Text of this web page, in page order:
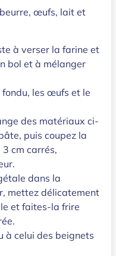
œufs, lait et
à verser la farine et
bol et à mélanger
les œufs et le
des matériaux ci-
puis coupez la
cm carrés,
dans la
mettez délicatement
et faites-la frire
à celui des beignets